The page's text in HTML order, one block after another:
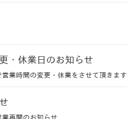
・休業日のお知らせ
業時間の変更・休業をさせて頂きます